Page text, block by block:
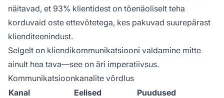
näitavad, et 93% klientidest on tõenäoliselt teha
korduvaid oste ettevõtetega, kes pakuvad suurepärast
klienditeenindust.
Selgelt on kliendikommunikatsiooni valdamine mitte
ainult hea tava—see on äri imperatiivsus.
Kommunikatsioonkanalite võrdlus
Kanal
Eelised Puudused